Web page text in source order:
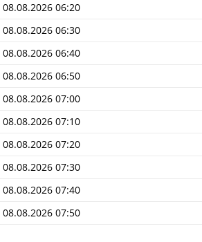
08.08.2026 06:20
08.08.2026 06:30
08.08.2026 06:40
08.08.2026 06:50
08.08.2026 07:00
08.08.2026 07:10
08.08.2026 07:20
08.08.2026 07:30
08.08.2026 07:40
08.08.2026 07:50